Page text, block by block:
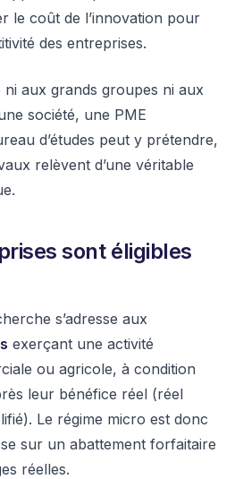
le coût de l’innovation pour
des entreprises.
ni aux grands groupes ni aux
société, une PME
d’études peut y prétendre,
relèvent d’une véritable
sont éligibles
s’adresse aux
exerçant une activité
ou agricole, à condition
leur bénéfice réel (réel
Le régime micro est donc
sur un abattement forfaitaire
réelles.